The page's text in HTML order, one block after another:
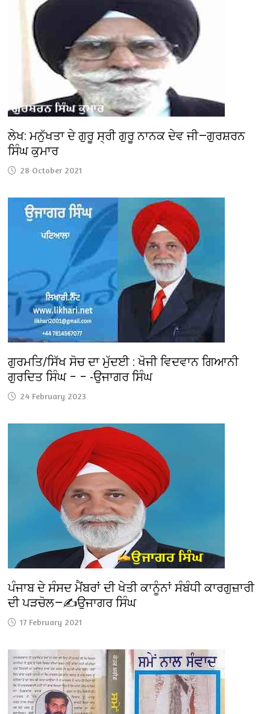
ਲੇਖ: ਮਨੁੱਖਤਾ ਦੇ ਗੁਰੂ ਸ੍ਰੀ ਗੁਰੂ ਨਾਨਕ ਦੇਵ ਜੀ—ਗੁਰਸ਼ਰਨ
ਸਿੰਘ ਕੁਮਾਰ
28 October 2021
ਗੁਰਮਤਿ/ਸਿੱਖ ਸੋਚ ਦਾ ਮੁੱਦਈ : ਖੋਜੀ ਵਿਦਵਾਨ ਗਿਆਨੀ
ਗੁਰਦਿਤ ਸਿੰਘ – – -ਉਜਾਗਰ ਸਿੰਘ
24 February 2023
ਪੰਜਾਬ ਦੇ ਸੰਸਦ ਮੈਂਬਰਾਂ ਦੀ ਖੇਤੀ ਕਾਨੂੰਨਾਂ ਸੰਬੰਧੀ ਕਾਰਗੁਜ਼ਾਰੀ
ਦੀ ਪੜਚੋਲ—✍️ਉਜਾਗਰ ਸਿੰਘ
17 February 2021